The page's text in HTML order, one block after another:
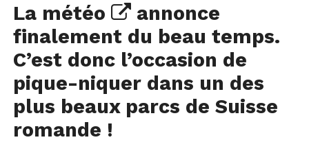
La météo
annonce
finalement du beau temps.
C’est donc l’occasion de
pique-niquer dans un des
plus beaux parcs de Suisse
romande !